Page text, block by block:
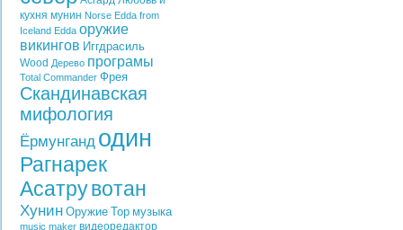
кухня мунин Norse Edda from
Iceland Edda оружие
викингов Иггдрасиль
Wood Дерево програмы
Total Commander Фрея
Скандинавская
мифология
Ёрмунганд один
Рагнарек
Асатрувотан
Хунин Оружие Тор музыка
music maker видеоредактор